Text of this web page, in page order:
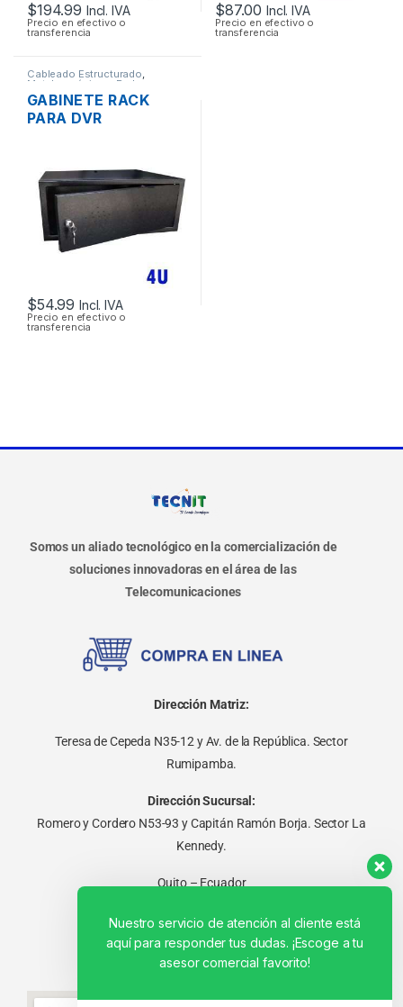
$194.99 Incl. IVA
Precio en efectivo o
transferencia
$87.00 Incl. IVA
Precio en efectivo o
transferencia
Cableado Estructurado,
Metalmecánicos Redes
GABINETE RACK
PARA DVR
MONOBLOQUE
$54.99 Incl. IVA
Precio en efectivo o
transferencia
Somos un aliado tecnológico en la comercialización de
soluciones innovadoras en el área de las
Telecomunicaciones
Dirección Matriz:
Teresa de Cepeda N35-12 y Av. de la República. Sector
Rumipamba.
Dirección Sucursal:
Romero y Cordero N53-93 y Capitán Ramón Borja. Sector La
Kennedy.
Quito – Ecuador
Nuestro servicio de atención al cliente está
aquí para responder tus dudas. ¡Escoge a tu
asesor comercial favorito!